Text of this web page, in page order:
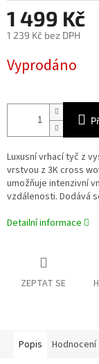
1 499 Kč
1 239 Kč bez DPH
cena:
Vyprodáno
Luxusní vrhací tyč z
vrstvou z 3K cross
umožňuje intenzivní
vzdálenosti. Dodává
Detailní informace
ZEPTAT SE
Popis Hodnocení